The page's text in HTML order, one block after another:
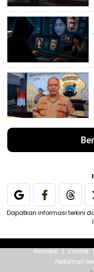
Dapatkan informasi terkini
Redaksi Kontak
Pedoman